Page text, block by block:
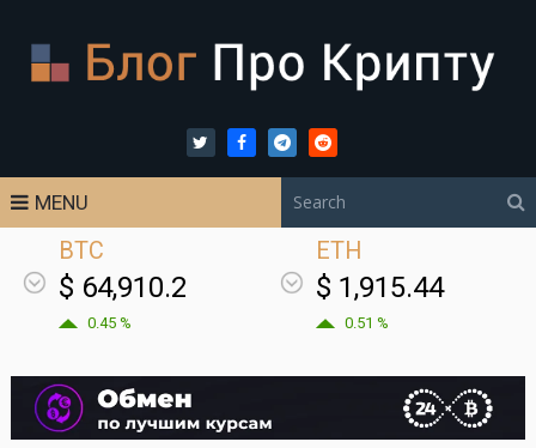
MENU
BTC
$ 64,910.2
0.45 %
ETH
$ 1,915.44
0.51 %